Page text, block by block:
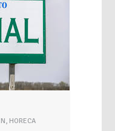
, HORECA